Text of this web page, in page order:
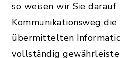
so weisen wir Sie darauf
Kommunikationsweg
übermittelten
vollständig